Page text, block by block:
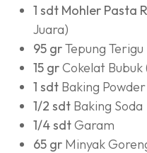
1 sdt Mohler Pasta
Juara)
95 grTepung Terigu
15 grCokelat
1 sdt Baking Powder
1/2 sdt Baking Soda
1/4 sdtGaram
65 gr Minyak